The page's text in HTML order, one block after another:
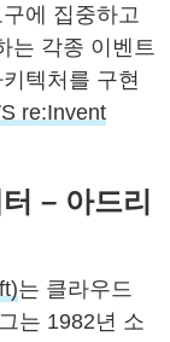
에 집중하고
는 각종 이벤트
텍처를 구현
re:Invent
– 아드리
는 클라우드
는 1982년 소